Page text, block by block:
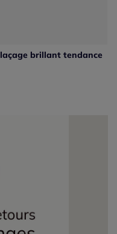
brillant tendance